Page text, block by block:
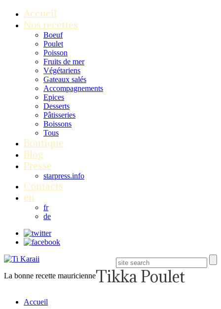
Accueil
Nos recettes
Boeuf
Poulet
Poisson
Fruits de mer
Végétariens
Gateaux salés
Accompagnements
Epices
Desserts
Pâtisseries
Boissons
Tous
Boutique
Blog
Presse
starpress.info
Contacts
en
fr
de
La bonne recette mauricienneTikka Poulet
Accueil